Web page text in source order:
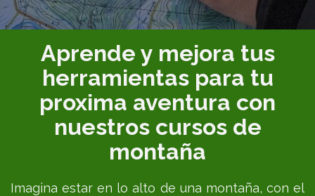
Aprende y mejora tus
herramientas para tu
proxima aventura con
nuestros cursos de
montaña
Imagina estar en lo alto de una montaña, con el